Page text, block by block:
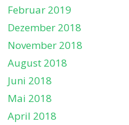
Februar 2019
Dezember 2018
November 2018
August 2018
Juni 2018
Mai 2018
April 2018